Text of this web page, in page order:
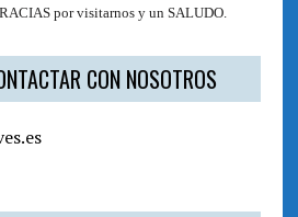
por visitarnos y un SALUDO.
CON NOSOTROS